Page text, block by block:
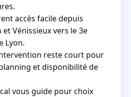
accès facile depuis
Vénissieux vers le 3e
Lyon.
reste court pour
et disponibilité de
vous guide pour choix